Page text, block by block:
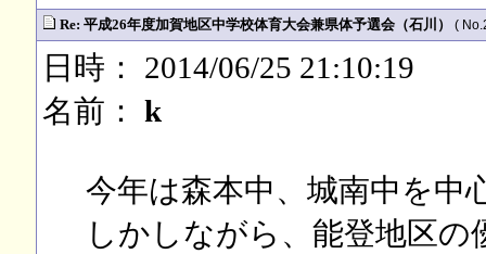
Re: 平成26年度加賀地区中学校体育大会兼県体予選会（石川） (
日時： 2014/06/25 21:10:19
名前： k
今年は森本中、城南中を中
しかしながら、能登地区